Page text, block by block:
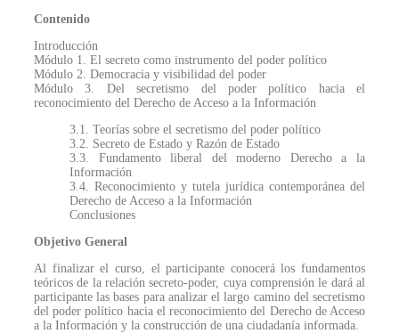
Contenido
Introducción
Módulo 1. El secreto como instrumento del poder político
Módulo 2. Democracia y visibilidad del poder
Módulo 3. Del secretismo del poder político hacia el
reconocimiento del Derecho de Acceso a la Información
3.1. Teorías sobre el secretismo del poder político
3.2. Secreto de Estado y Razón de Estado
3.3. Fundamento liberal del moderno Derecho a la
Información
3.4. Reconocimiento y tutela jurídica contemporánea del
Derecho de Acceso a la Información
Conclusiones
Objetivo General
Al finalizar el curso, el participante conocerá los fundamentos
teóricos de la relación secreto-poder, cuya comprensión le dará al
participante las bases para analizar el largo camino del secretismo
del poder político hacia el reconocimiento del Derecho de Acceso
a la Información y la construcción de una ciudadanía informada.